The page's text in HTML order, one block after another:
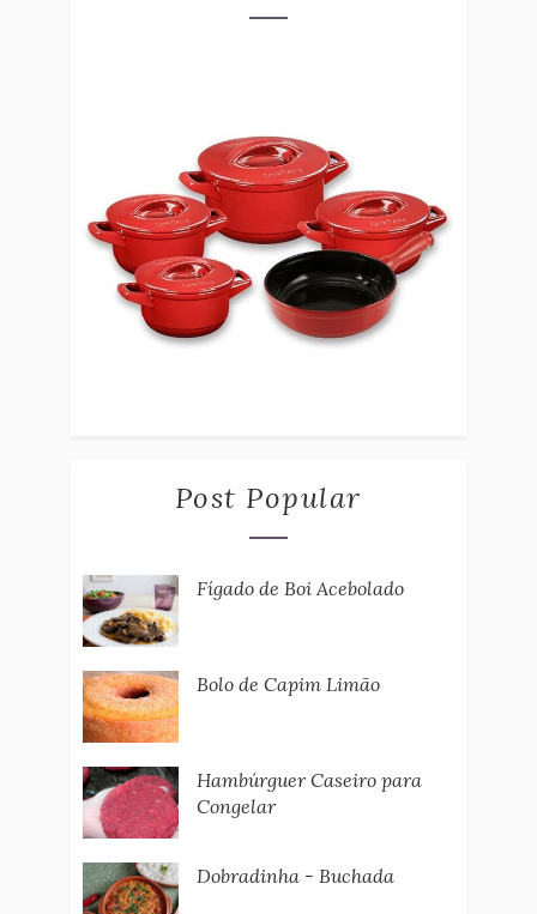
Post Popular
Fígado de Boi Acebolado
Bolo de Capim Limão
Hambúrguer Caseiro para
Congelar
Dobradinha - Buchada